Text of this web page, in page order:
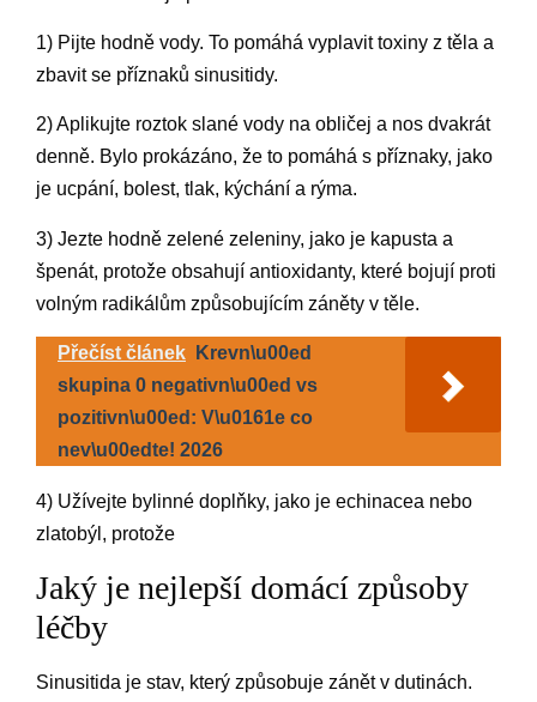
1) Pijte hodně vody. To pomáhá vyplavit toxiny z těla a
zbavit se příznaků sinusitidy.
2) Aplikujte roztok slané vody na obličej a nos dvakrát
denně. Bylo prokázáno, že to pomáhá s příznaky, jako
je ucpání, bolest, tlak, kýchání a rýma.
3) Jezte hodně zelené zeleniny, jako je kapusta a
špenát, protože obsahují antioxidanty, které bojují proti
volným radikálům způsobujícím záněty v těle.
Přečíst článek
Krevn\u00ed
skupina 0 negativn\u00ed vs
pozitivn\u00ed: V\u0161e co
nev\u00edte! 2026
4) Užívejte bylinné doplňky, jako je echinacea nebo
zlatobýl, protože
Jaký je nejlepší domácí způsoby
léčby
Sinusitida je stav, který způsobuje zánět v dutinách.